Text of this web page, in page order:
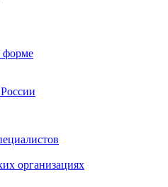
форме
организациях